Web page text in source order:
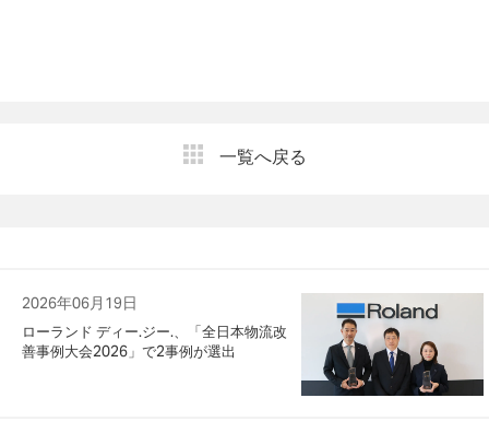
一覧へ戻る
2026年06月19日
ローランド ディー.ジー.、「全日本物流改
善事例大会2026」で2事例が選出